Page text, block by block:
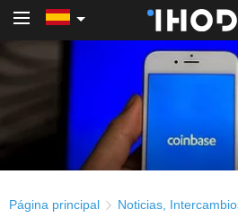
Página principal Noticias